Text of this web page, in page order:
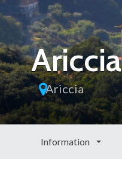
Ariccia
Ariccia
Information